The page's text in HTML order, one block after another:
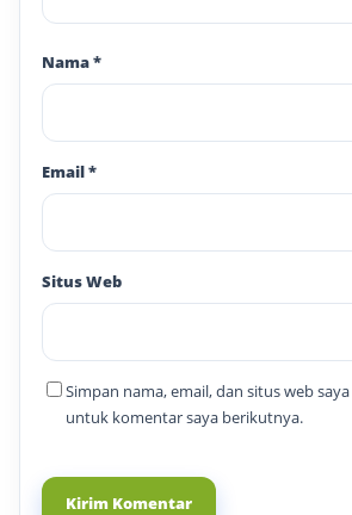
Nama*
Email*
Situs Web
Simpan nama, email, dan situs web
untuk komentar saya berikutnya.